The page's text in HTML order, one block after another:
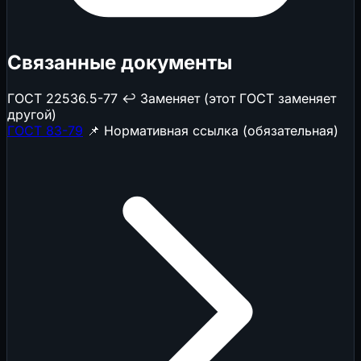
Связанные документы
ГОСТ 22536.5-77 ↩️ Заменяет (этот ГОСТ заменяет
другой)
ГОСТ 83-79 📌 Нормативная ссылка (обязательная)